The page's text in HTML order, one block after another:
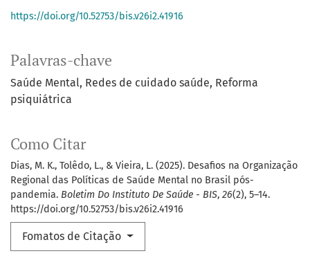
Palavras-chave
Saúde Mental Redes de cuidado saúde Reforma
psiquiátrica
Como Citar
Dias, M. K., Tolêdo, L., & Vieira, L. (2025). Desafios na Organização
Regional das Políticas de Saúde Mental no Brasil pós-
pandemia. Boletim Do Instituto De Saúde - BIS, 26(2), 5–14.
https://doi.org/10.52753/bis.v26i2.41916
Fomatos de Citação
https://doi.org/10.52753/bis.v26i2.41916